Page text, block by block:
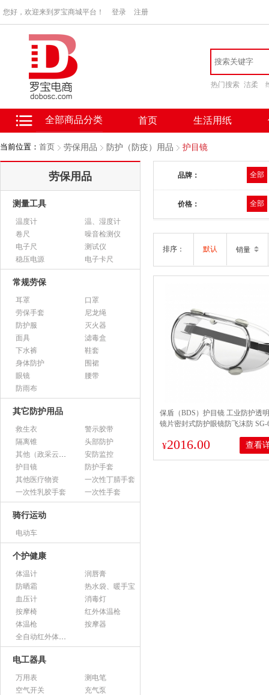
您好，欢迎来到罗宝商城平台！ 登录 注册
热门搜索 洁柔
全部商品分类 首页 生活用纸
当前位置： 首页 劳保用品 防护（防疫）用品 护目镜
劳保用品
测量工具
温度计
温、湿度计
卷尺
噪音检测仪
电子尺
测试仪
稳压电源
电子卡尺
常规劳保
耳罩
口罩
劳保手套
尼龙绳
防护服
灭火器
面具
滤毒盒
下水裤
鞋套
身体防护
围裙
眼镜
腰带
防雨布
其它防护用品
救生衣
警示胶带
隔离锥
头部防护
其他（政采云上架用）
安防监控
护目镜
防护手套
其他医疗物资
一次性丁腈手套
一次性乳胶手套
一次性手套
骑行运动
电动车
个护健康
体温计
润唇膏
防晒霜
热水袋、暖手宝
血压计
消毒灯
按摩椅
红外体温枪
体温枪
按摩器
全自动红外体温监测仪
电工器具
万用表
测电笔
空气开关
充气泵
品牌： 全部
价格： 全部
排序： 默认 销量
保盾（BDS）护目镜 工业防护透
镜片密封式防护眼镜防飞沫防 SG-
¥2016.00 查看